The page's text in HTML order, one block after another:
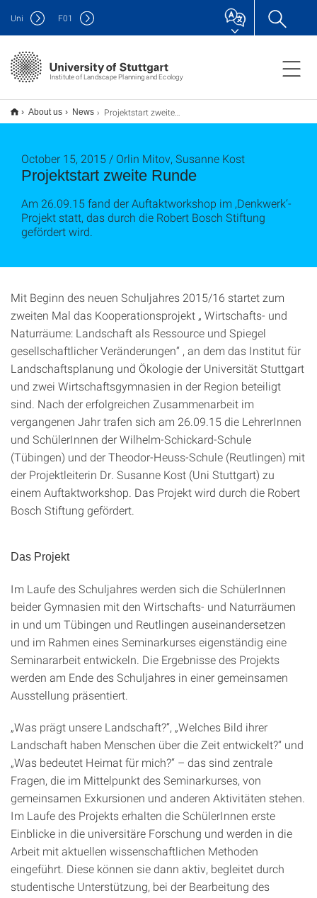
Institute of Landscape Planning and Ecology
Uni F01
About us News Projektstart zweite Runde
Projektstart zweite Runde
October 15, 2015 / Orlin Mitov, Susanne Kost
Am 26.09.15 fand der Auftaktworkshop im ‚Denkwerk‘-
Projekt statt, das durch die Robert Bosch Stiftung
gefördert wird.
Mit Beginn des neuen Schuljahres 2015/16 startet zum
zweiten Mal das Kooperationsprojekt „ Wirtschafts- und
Naturräume: Landschaft als Ressource und Spiegel
gesellschaftlicher Veränderungen“ , an dem das Institut für
Landschaftsplanung und Ökologie der Universität Stuttgart
und zwei Wirtschaftsgymnasien in der Region beteiligt
sind. Nach der erfolgreichen Zusammenarbeit im
vergangenen Jahr trafen sich am 26.09.15 die LehrerInnen
und SchülerInnen der Wilhelm-Schickard-Schule
(Tübingen) und der Theodor-Heuss-Schule (Reutlingen) mit
der Projektleiterin Dr. Susanne Kost (Uni Stuttgart) zu
einem Auftaktworkshop. Das Projekt wird durch die Robert
Bosch Stiftung gefördert.
Das Projekt
Im Laufe des Schuljahres werden sich die SchülerInnen
beider Gymnasien mit den Wirtschafts- und Naturräumen
in und um Tübingen und Reutlingen auseinandersetzen
und im Rahmen eines Seminarkurses eigenständig eine
Seminararbeit entwickeln. Die Ergebnisse des Projekts
werden am Ende des Schuljahres in einer gemeinsamen
Ausstellung präsentiert.
„Was prägt unsere Landschaft?“, „Welches Bild ihrer
Landschaft haben Menschen über die Zeit entwickelt?“ und
„Was bedeutet Heimat für mich?“ – das sind zentrale
Fragen, die im Mittelpunkt des Seminarkurses, von
gemeinsamen Exkursionen und anderen Aktivitäten stehen.
Im Laufe des Projekts erhalten die SchülerInnen erste
Einblicke in die universitäre Forschung und werden in die
Arbeit mit aktuellen wissenschaftlichen Methoden
eingeführt. Diese können sie dann aktiv, begleitet durch
studentische Unterstützung, bei der Bearbeitung des